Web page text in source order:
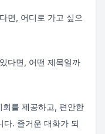
면, 어디로 가고 싶으
다면, 어떤 제목일까
를 제공하고, 편안한
다. 즐거운 대화가 되